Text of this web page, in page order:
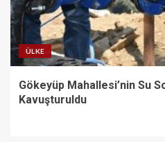
ÜLKE
Gökeyüp Mahallesi’nin Su
Kavuşturuldu